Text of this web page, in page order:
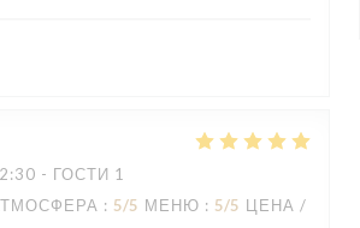
- ГОСТИ 1
: 5/5 МЕНЮ : 5/5 ЦЕНА /